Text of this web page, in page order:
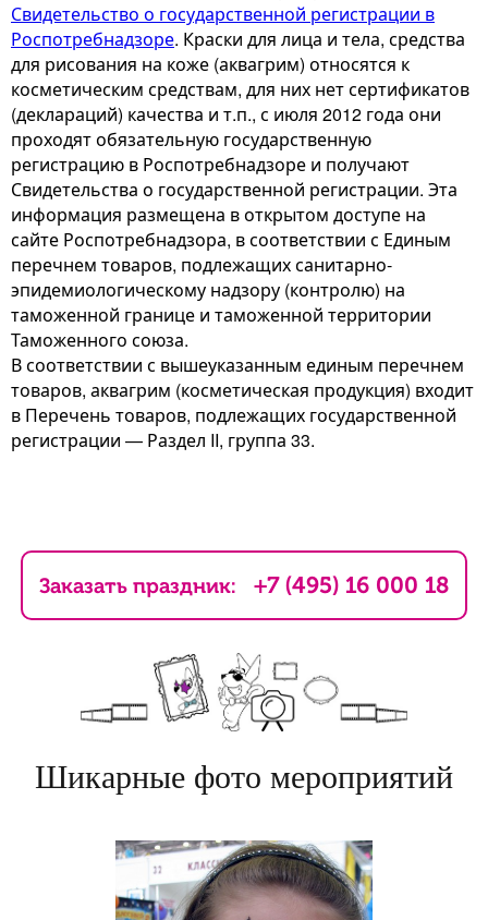
Свидетельство о государственной регистрации в
Роспотребнадзоре. Краски для лица и тела, средства
для рисования на коже (аквагрим) относятся к
косметическим средствам, для них нет сертификатов
(деклараций) качества и т.п., с июля 2012 года они
проходят обязательную государственную
регистрацию в Роспотребнадзоре и получают
Свидетельства о государственной регистрации. Эта
информация размещена в открытом доступе на
сайте Роспотребнадзора, в соответствии с Единым
перечнем товаров, подлежащих санитарно-
эпидемиологическому надзору (контролю) на
таможенной границе и таможенной территории
Таможенного союза.
В соответствии с вышеуказанным единым перечнем
товаров, аквагрим (косметическая продукция) входит
в Перечень товаров, подлежащих государственной
регистрации — Раздел II, группа 33.
Заказать праздник: +7 (495) 16 000 18
Шикарные фото мероприятий